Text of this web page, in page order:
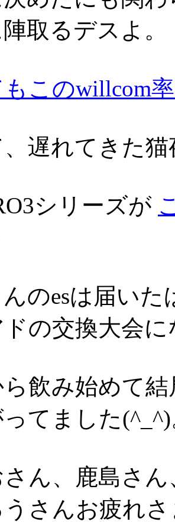
取るデスよ。
このwillcom
遅れてきた
シリーズが
のesは届い
ドの交換大会
ら飲み始めて
ってました
ん、鹿島さ
さんお疲れ